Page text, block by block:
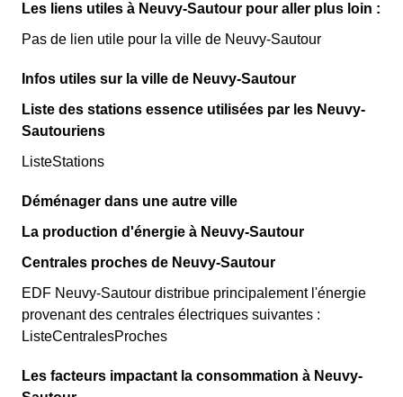
Les liens utiles à Neuvy-Sautour pour aller plus loin :
Pas de lien utile pour la ville de Neuvy-Sautour
Infos utiles sur la ville de Neuvy-Sautour
Liste des stations essence utilisées par les Neuvy-
Sautouriens
ListeStations
Déménager dans une autre ville
La production d'énergie à Neuvy-Sautour
Centrales proches de Neuvy-Sautour
EDF Neuvy-Sautour distribue principalement l'énergie
provenant des centrales électriques suivantes :
ListeCentralesProches
Les facteurs impactant la consommation à Neuvy-